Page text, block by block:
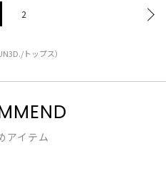
2
トップス）
アイテム